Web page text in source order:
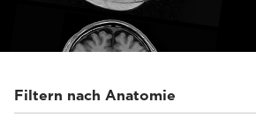
Filtern nach Anatomie